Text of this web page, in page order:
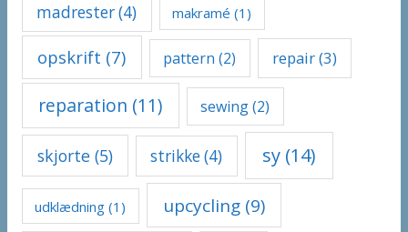
madrester(4) makramé (1)
opskrift (7) pattern (2) repair(3)
reparation (11) sewing(2)
skjorte(5) strikke(4) sy(14)
udklædning (1) upcycling(9)